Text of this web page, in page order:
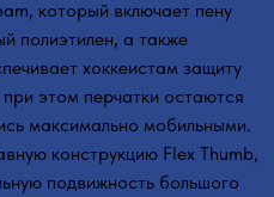
который включает пену
полиэтилен, а также
хоккеистам защиту
этом перчатки остаются
максимально мобильными.
конструкцию Flex Thumb,
подвижность большого